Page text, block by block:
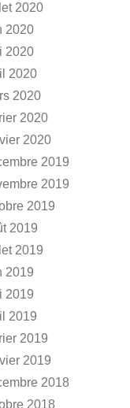
2020
2020
2020
2020
2020
2020
2020
2019
2019
2019
2019
2019
2019
2019
2019
2019
2019
2018
2018